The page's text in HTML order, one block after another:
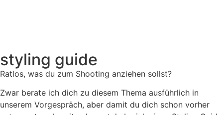
styling guide
Ratlos, was du zum Shooting anziehen sollst?
Zwar berate ich dich zu diesem Thema ausführlich in
unserem Vorgespräch, aber damit du dich schon vorher